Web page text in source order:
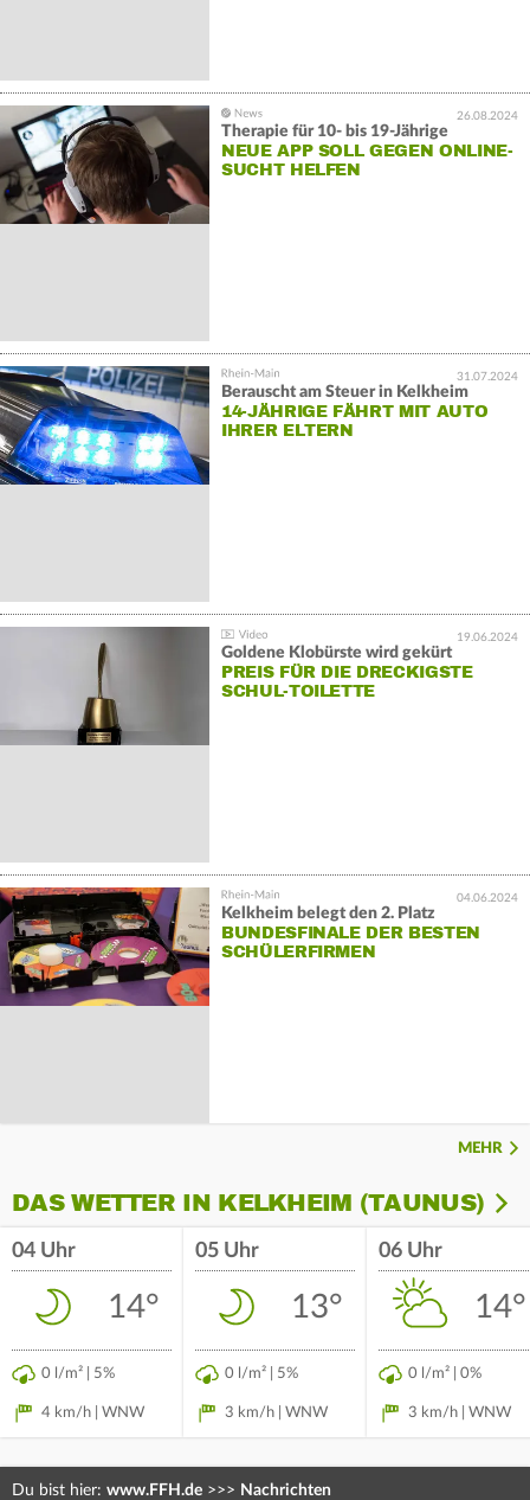
26.08.2024
Therapie für 10- bis 19-Jährige
NEUE APP SOLL GEGEN ONLINE-
SUCHT HELFEN
31.07.2024
Berauscht am Steuer in Kelkheim
14-JÄHRIGE FÄHRT MIT AUTO
IHRER ELTERN
19.06.2024
Goldene Klobürste wird gekürt
PREIS FÜR DIE DRECKIGSTE
SCHUL-TOILETTE
04.06.2024
Kelkheim belegt den 2. Platz
BUNDESFINALE DER BESTEN
SCHÜLERFIRMEN
MEHR
DAS WETTER IN KELKHEIM (TAUNUS)
04 Uhr
14°
0 l/m² | 5%
4 km/h | WNW
05 Uhr
13°
0 l/m² | 5%
3 km/h | WNW
06 Uhr
14°
0 l/m² | 0%
3 km/h | WNW
Du bist hier: www.FFH.de >>> Nachrichten